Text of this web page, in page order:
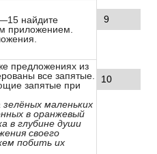
найдите
приложением.
9
предложениях из
все запятые.
запятые при
маленьких
в оранжевый
в глубине души
своего
побить их
10